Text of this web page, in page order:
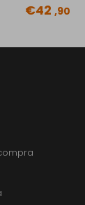
€42 ,90